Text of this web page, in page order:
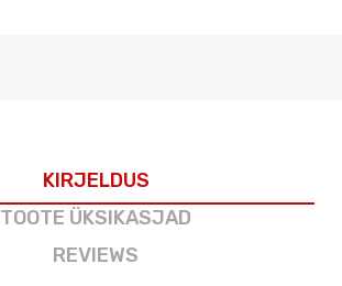
KIRJELDUS
TOOTE ÜKSIKASJAD
REVIEWS